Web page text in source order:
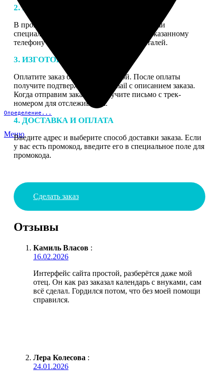
Определение...
Меню
2. МАКЕТ
В процессе подготовки заказа к печати наши
специалисты могут связаться с Вами по указанному
телефону или email для согласования деталей.
3. ИЗГОТОВЛЕНИЕ
Оплатите заказ банковской картой. После оплаты
получите подтверждение на email с описанием заказа.
Когда отправим заказ вы получите письмо с трек-
номером для отслеживания.
4. ДОСТАВКА И ОПЛАТА
Введите адрес и выберите способ доставки заказа. Если
у вас есть промокод, введите его в специальное поле для
промокода.
Сделать заказ
Отзывы
Камиль Власов :
16.02.2026
Интерфейс сайта простой, разберётся даже мой
отец. Он как раз заказал календарь с внуками, сам
всё сделал. Гордился потом, что без моей помощи
справился.
Лера Колесова :
24.01.2026